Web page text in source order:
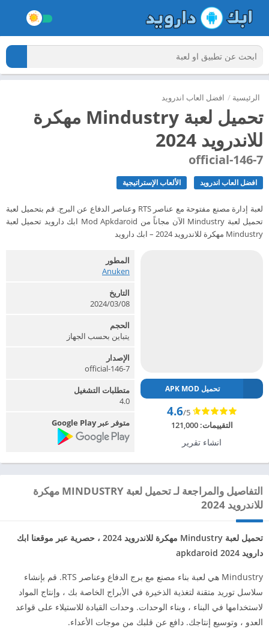
الرئيسية / افضل العاب اندرويد
تحميل لعبة Mindustry مهكرة
للاندرويد 2024
7-official-146
افضل العاب اندرويد الألعاب الإستراتيجية
لعبة إدارة مصنع مفتوحة مع عناصر RTS وعناصر الدفاع عن البرج. قم بتحميل لعبة
تحميل لعبة Mindustry الآن مجاناً من Mod Apkdaroid ابك دارويد تحميل لعبة
Mindustry مهكرة للاندرويد 2024 – ابك دارويد
تحميل APK MOD
4.6/5
التقييمات:121,000
انشاء تقرير
المطور
Anuken‏
التاريخ
2024/03/08
الحجم
يتباين بحسب الجهاز
الإصدار
7-official-146
متطلبات التشغيل
4.0
متوفر عبر Google Play
التفاصيل والمراجعة لـ تحميل لعبة MINDUSTRY مهكرة
للاندرويد 2024
تحميل لعبة Mindustry مهكرة للاندرويد 2024 ، حصرية عبر موقعنا ابك
دارويد 2024 apkdaroid
Mindustry هي لعبة بناء مصنع مع برج الدفاع وعناصر RTS. قم بإنشاء
سلاسل توريد متقنة لتغذية الذخيرة في الأبراج الخاصة بك ، وإنتاج المواد
لاستخدامها في البناء ، وبناء الوحدات. وحدات القيادة للاستيلاء على قواعد
العدو ، وتوسيع إنتاجك. دافع عن قلبك من موجات الأعداء.